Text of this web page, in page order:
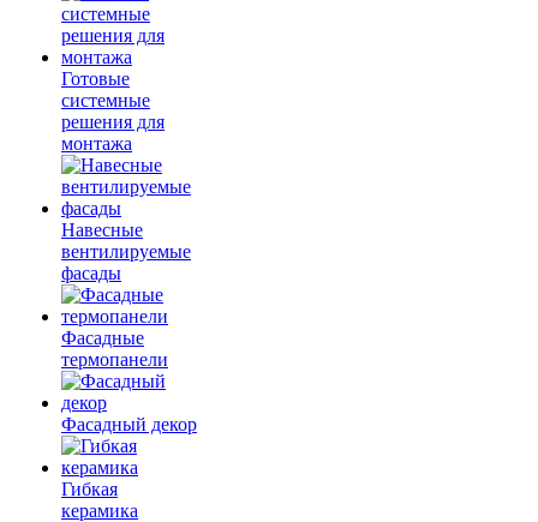
Готовые
системные
решения для
монтажа
Навесные
вентилируемые
фасады
Фасадные
термопанели
Фасадный декор
Гибкая
керамика